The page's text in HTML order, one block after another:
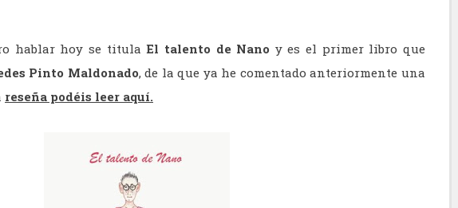
hablar hoy se titulaEl talento de Nano y es el primer libro que
Pinto Maldonado, de la que ya he comentado anteriormente una
reseña podéis leer aquí.